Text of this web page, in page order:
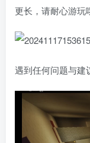
更长，请耐心游玩
遇󠄹󠅀󠄪󠄢󠄡󠄦󠄞󠄧󠄣󠄞󠄢󠄡󠄧󠄞󠄡󠄣󠅬󠅅󠅃󠄵󠅂󠄪󠅗󠅥󠅕󠅣󠅤󠅬󠅄󠄹󠄽󠄵󠄪󠄢󠄠󠄢󠄦󠄝󠄠󠄨󠄝󠄠󠄦󠄐󠄠󠄦󠄪󠄣󠄩󠄪󠄠󠄢󠅬󠇓󠅰󠆀󠅄󠄹󠅄󠄱󠄹󠄻󠄵󠇓󠅰󠆁󠅄󠇕󠆔󠆚󠇗󠆗󠆁󠇗󠆭󠆁󠄐󠇗󠅹󠅸󠇖󠆍󠅳󠇖󠅹󠅰󠇖󠆌󠅹到任何问题与建